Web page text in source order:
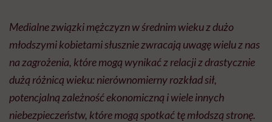
Medialne związki mężczyzn w średnim wieku z dużo
młodszymi kobietami słusznie zwracają uwagę wielu z nas
na zagrożenia, które mogą wynikać z relacji z drastycznie
dużą różnicą wieku: nierównomierny rozkład sił,
potencjalną zależność ekonomiczną i wiele innych
niebezpieczeństw, które mogą spotkać tę młodszą stronę.